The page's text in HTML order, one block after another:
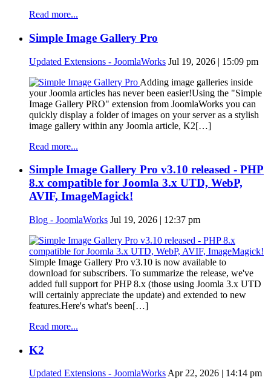
Read more...
Simple Image Gallery Pro
Updated Extensions - JoomlaWorks Jul 19, 2026 | 15:09 pm
Adding image galleries inside
your Joomla articles has never been easier!Using the "Simple
Image Gallery PRO" extension from JoomlaWorks you can
quickly display a folder of images on your server as a stylish
image gallery within any Joomla article, K2[…]
Read more...
Simple Image Gallery Pro v3.10 released - PHP
8.x compatible for Joomla 3.x UTD, WebP,
AVIF, ImageMagick!
Blog - JoomlaWorks Jul 19, 2026 | 12:37 pm
Simple Image Gallery Pro v3.10 is now available to
download for subscribers. To summarize the release, we've
added full support for PHP 8.x (those using Joomla 3.x UTD
will certainly appreciate the update) and extended to new
features.Here's what's been[…]
Read more...
K2
Updated Extensions - JoomlaWorksApr 22, 2026 | 14:14 pm